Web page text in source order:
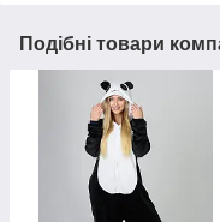
Подібні товари